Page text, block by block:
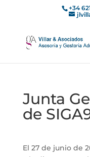
+34
Junta
de
El 27 de junio de